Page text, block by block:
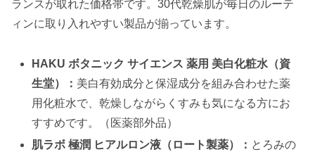
ランスが取れた価格帯です。30代乾燥肌が毎日のルーテ
ィンに取り入れやすい製品が揃っています。
HAKU ボタニック サイエンス 薬用 美白化粧水（資
生堂）： 美白有効成分と保湿成分を組み合わせた薬
用化粧水で、乾燥しながらくすみも気になる方にお
すすめです。（医薬部外品）
肌ラボ 極潤 ヒアルロン液（ロート製薬）： とろみの